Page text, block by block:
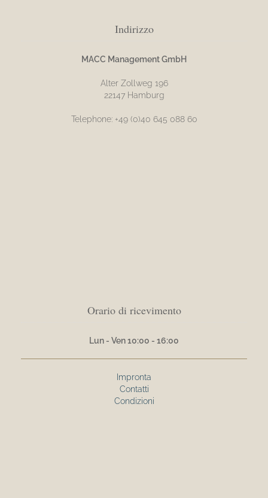
Indirizzo
MACC Management GmbH
Alter Zollweg 196
22147 Hamburg
Telephone: +49 (0)40 645 088 60
Orario di ricevimento
Lun - Ven 10:00 - 16:00
Impronta
Contatti
Condizioni